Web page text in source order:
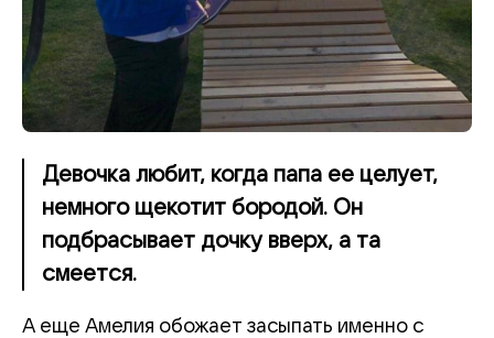
Девочка любит, когда папа ее целует,
немного щекотит бородой. Он
подбрасывает дочку вверх, а та
смеется.
А еще Амелия обожает засыпать именно с